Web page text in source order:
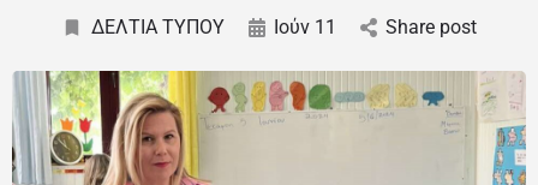
ΔΕΛΤΙΑ ΤΥΠΟΥ Ιούν 11 Share post